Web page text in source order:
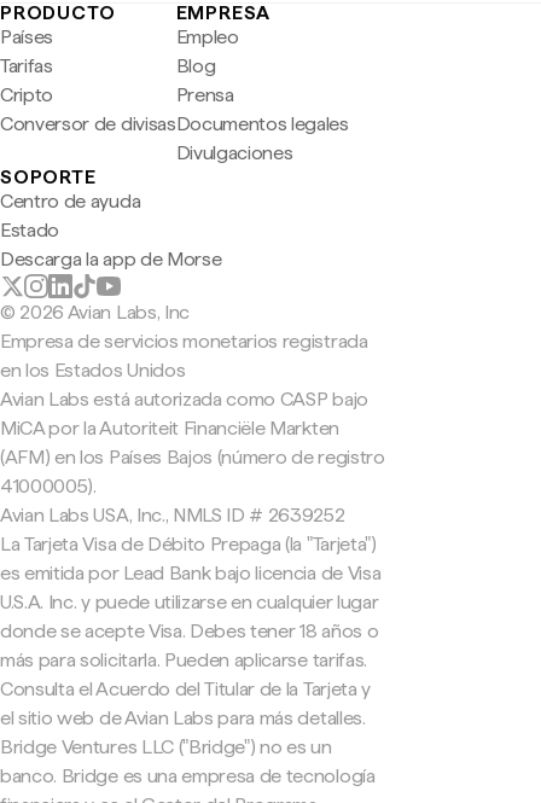
PRODUCTO
Países
Tarifas
Cripto
Conversor de divisas
EMPRESA
Empleo
Blog
Prensa
Documentos legales
Divulgaciones
SOPORTE
Centro de ayuda
Estado
Descarga la app de Morse
© 2026 Avian Labs, Inc
Empresa de servicios monetarios registrada
en los Estados Unidos
Avian Labs está autorizada como CASP bajo
MiCA por la Autoriteit Financiële Markten
(AFM) en los Países Bajos (número de registro
41000005).
Avian Labs USA, Inc., NMLS ID # 2639252
La Tarjeta Visa de Débito Prepaga (la "Tarjeta")
es emitida por Lead Bank bajo licencia de Visa
U.S.A. Inc. y puede utilizarse en cualquier lugar
donde se acepte Visa. Debes tener 18 años o
más para solicitarla. Pueden aplicarse tarifas.
Consulta el Acuerdo del Titular de la Tarjeta y
el sitio web de Avian Labs para más detalles.
Bridge Ventures LLC ("Bridge") no es un
banco. Bridge es una empresa de tecnología